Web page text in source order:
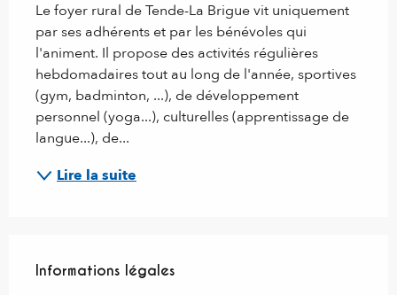
Le foyer rural de Tende-La Brigue vit uniquement
par ses adhérents et par les bénévoles qui
l'animent. Il propose des activités régulières
hebdomadaires tout au long de l'année, sportives
(gym, badminton, ...), de développement
personnel (yoga...), culturelles (apprentissage de
langue...), de...
Lire la suite
Informations légales
Informations légales